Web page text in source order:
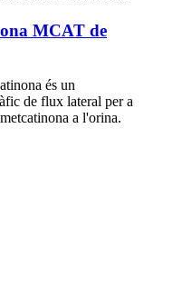
MCAT de
és un
de flux lateral per a
a l'orina.